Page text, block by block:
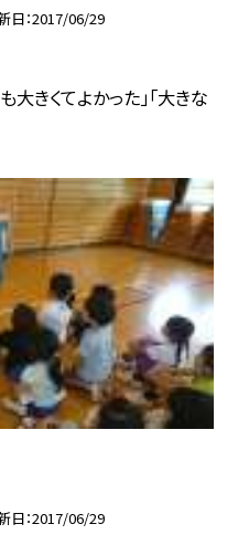
日 2017/06/29
大きくてよかった」「大きな
日 2017/06/29